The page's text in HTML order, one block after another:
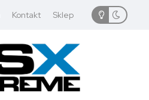
Kontakt Sklep